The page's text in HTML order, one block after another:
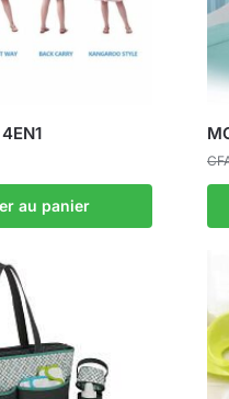
au panier